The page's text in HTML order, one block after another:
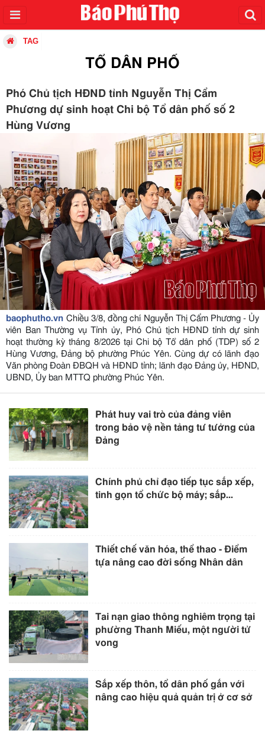
TAG
TỔ DÂN PHỐ
Phó Chủ tịch HĐND tỉnh Nguyễn Thị Cẩm
Phương dự sinh hoạt Chi bộ Tổ dân phố số 2
Hùng Vương
baophutho.vn Chiều 3/8, đồng chí Nguyễn Thị Cẩm Phương - Ủy
viên Ban Thường vụ Tỉnh ủy, Phó Chủ tịch HĐND tỉnh dự sinh
hoạt thường kỳ tháng 8/2026 tại Chi bộ Tổ dân phố (TDP) số 2
Hùng Vương, Đảng bộ phường Phúc Yên. Cùng dự có lãnh đạo
Văn phòng Đoàn ĐBQH và HĐND tỉnh; lãnh đạo Đảng ủy, HĐND,
UBND, Ủy ban MTTQ phường Phúc Yên.
Phát huy vai trò của đảng viên
trong bảo vệ nền tảng tư tưởng của
Đảng
Chính phủ chỉ đạo tiếp tục sắp xếp,
tinh gọn tổ chức bộ máy; sắp...
Thiết chế văn hóa, thể thao - Điểm
tựa nâng cao đời sống Nhân dân
Tai nạn giao thông nghiêm trọng tại
phường Thanh Miếu, một người tử
vong
Sắp xếp thôn, tổ dân phố gắn với
nâng cao hiệu quả quản trị ở cơ sở